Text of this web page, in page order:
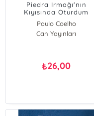
Piedra Irmağı'nın
Kıyısında Oturdum
Ağladım (Mini Kitap)
Paulo Coelho
Can Yayınları
₺26,00